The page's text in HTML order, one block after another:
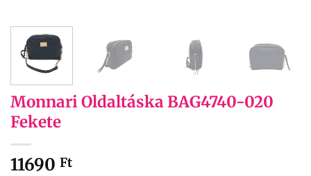
Monnari Oldaltáska BAG4740-020
Fekete
11690 Ft